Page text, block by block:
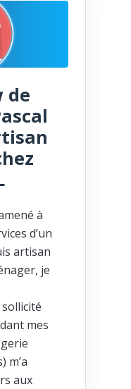
de
à
d’un
artisan
je
mes
m’a
aux